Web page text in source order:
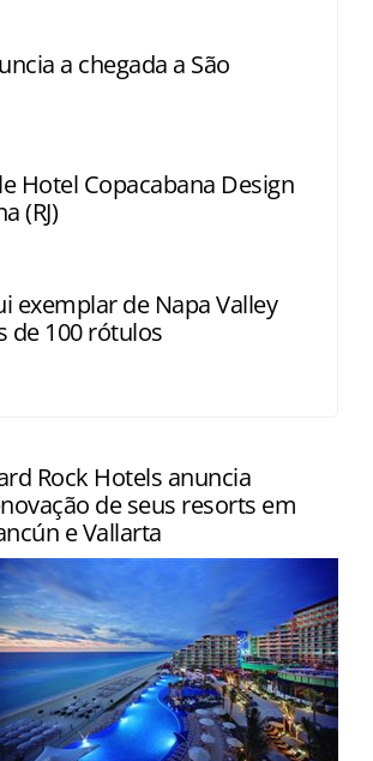
a chegada a São
Hotel Copacabana Design
(RJ)
exemplar de Napa Valley
de 100 rótulos
Rock Hotels anuncia
de seus resorts em
e Vallarta